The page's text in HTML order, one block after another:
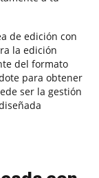
de edición con
la edición
del formato
para obtener
ser la gestión